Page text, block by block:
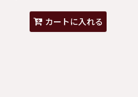
カートに入れる